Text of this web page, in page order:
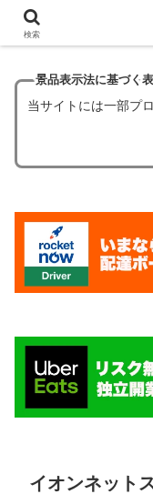
景品表示法に基づく
当サイトには一部プ
イオンネット
検索